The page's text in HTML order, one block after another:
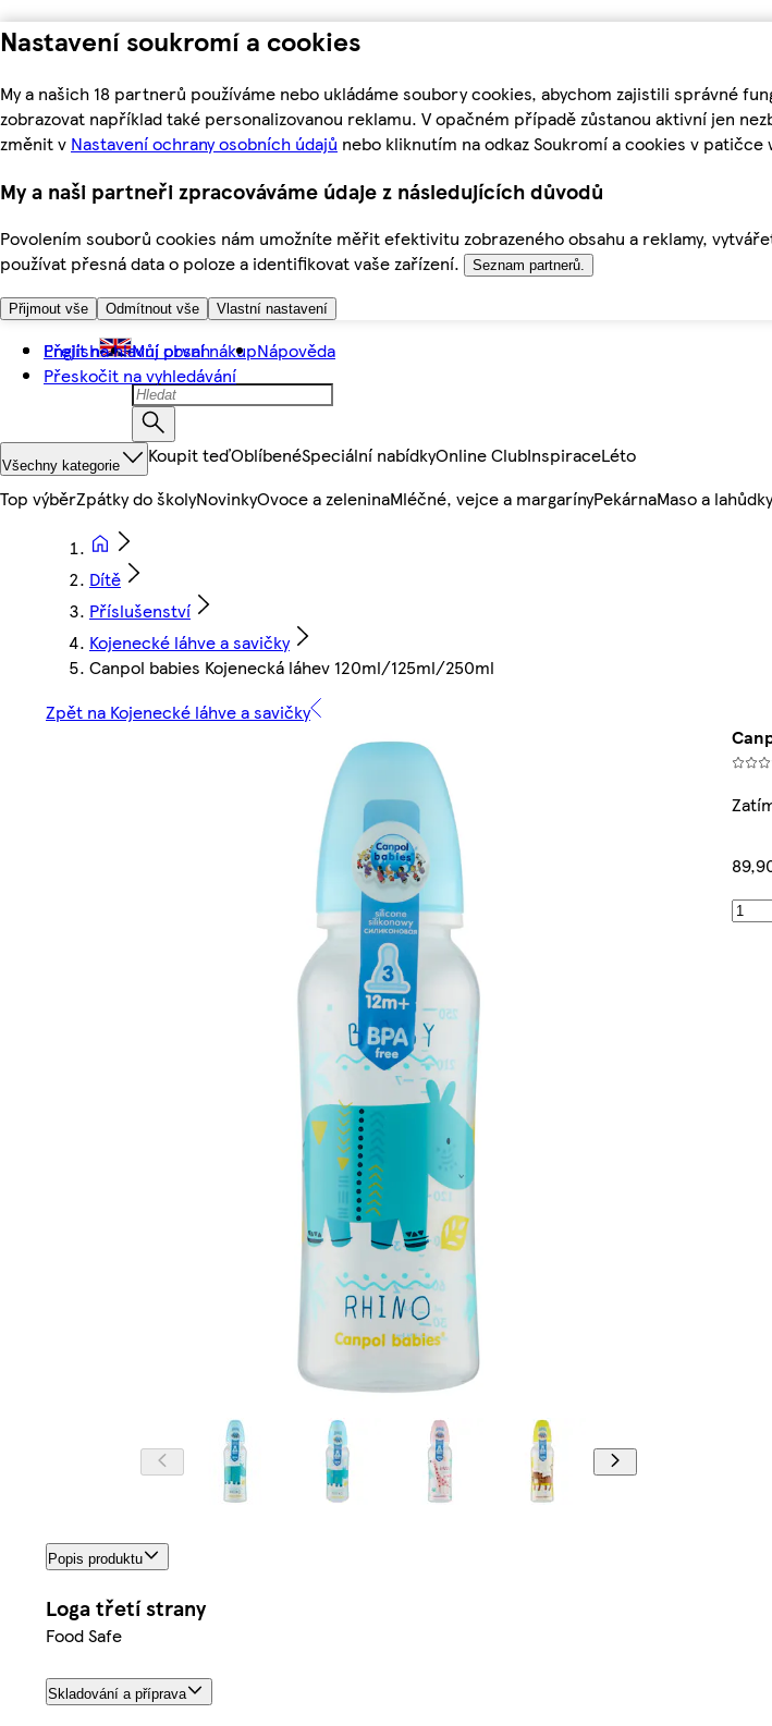
Nastavení soukromí a cookies
My a našich 18 partnerů používáme nebo ukládáme soubory cookies, abychom zajistili správné
zobrazovat například také personalizovanou reklamu. V opačném případě zůstanou aktivní jen
změnit v Nastavení ochrany osobních údajů nebo kliknutím na odkaz Soukromí a cookies v patičce
My a naši partneři zpracováváme údaje z následujících důvodů
Povolením souborů cookies nám umožníte měřit efektivitu zobrazeného obsahu a reklamy,
používat přesná data o poloze a identifikovat vaše zařízení.
Seznam partnerů.
Přijmout vše Odmítnout vše Vlastní nastavení
Přejít na hlavní obsah
Přeskočit na vyhledávání
English Můj první nákupNápověda
Všechny kategorie Koupit teďOblíbenéSpeciální nabídkyOnline ClubInspiraceLéto
Top výběrZpátky do školyNovinkyOvoce a zeleninaMléčné, vejce a margarínyPekárnaMaso a lahůdky
Dítě
Příslušenství
Kojenecké láhve a savičky
Canpol babies Kojenecká láhev 120ml/125ml/250ml
Zpět na Kojenecké láhve a savičky
Popis produktu
Loga třetí strany
Food Safe
Skladování a příprava